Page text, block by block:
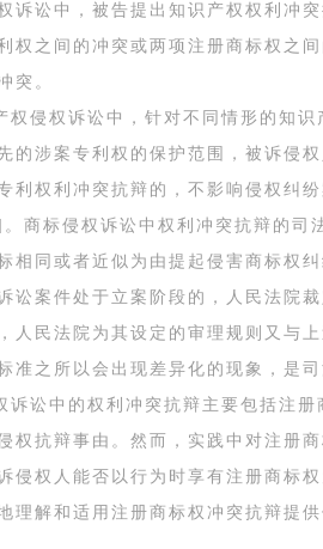
诉讼中，被告提出知识产权权利冲
权之间的冲突或两项注册商标权之
突。
权侵权诉讼中，针对不同情形的知
的涉案专利权的保护范围，被诉侵
利权利冲突抗辩的，不影响侵权纠
商标侵权诉讼中权利冲突抗辩的司
相同或者近似为由提起侵害商标权
讼案件处于立案阶段的，人民法院
人民法院为其设定的审理规则又与
准之所以会出现差异化的现象，是
诉讼中的权利冲突抗辩主要包括注
权抗辩事由。然而，实践中对注册
侵权人能否以行为时享有注册商标
理解和适用注册商标权冲突抗辩提供